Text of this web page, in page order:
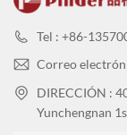
Tel : +86-
Correo
DIRECCIÓN :
Yunchengnan